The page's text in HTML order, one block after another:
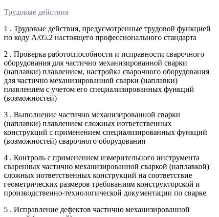
Трудовые действия
1 . Трудовые действия, предусмотренные трудовой функцией
по коду А/05.2 настоящего профессионального стандарта
2 . Проверка работоспособности и исправности сварочного
оборудования для частично механизированной сварки
(наплавки) плавлением, настройка сварочного оборудования
для частично механизированной сварки (наплавки)
плавлением с учетом его специализированных функций
(возможностей)
3 . Выполнение частично механизированной сварки
(наплавки) плавлением сложных иответственных
конструкций с применением специализированных функций
(возможностей) сварочного оборудования
4 . Контроль с применением измерительного инструмента
сваренных частично механизированной сваркой (наплавкой)
сложных иответственных конструкций на соответствие
геометрических размеров требованиям конструкторской и
производственно-технологической документации по сварке
5 . Исправление дефектов частично механизированной